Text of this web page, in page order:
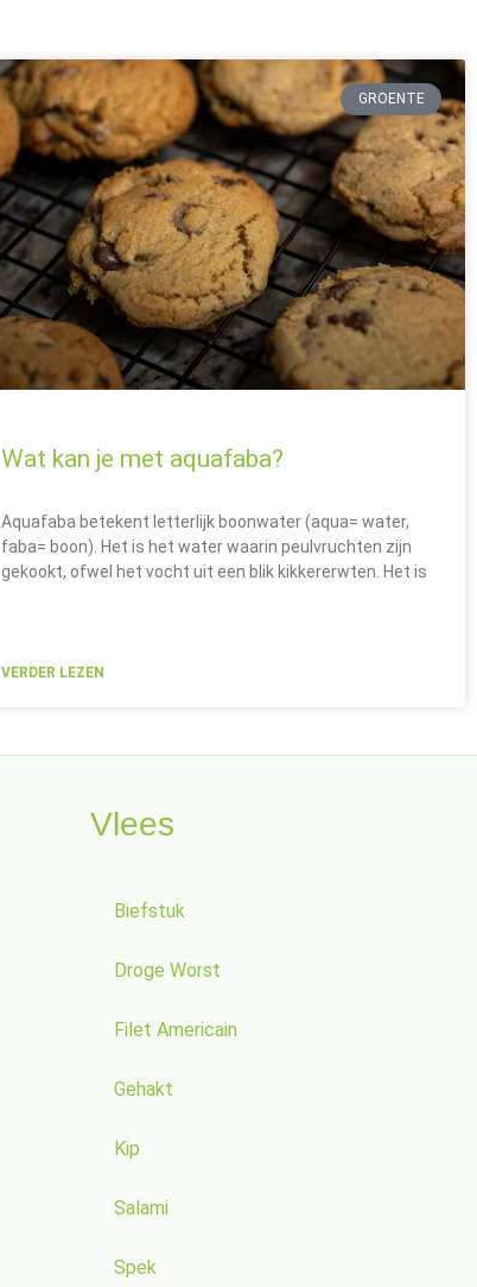
GROENTE
Wat kan je met aquafaba?
Aquafaba betekent letterlijk boonwater (aqua= water,
faba= boon). Het is het water waarin peulvruchten zijn
gekookt, ofwel het vocht uit een blik kikkererwten. Het is
VERDER LEZEN
Vlees
Biefstuk
Droge Worst
Filet Americain
Gehakt
Kip
Salami
Spek